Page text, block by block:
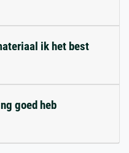
ik het best
goed heb